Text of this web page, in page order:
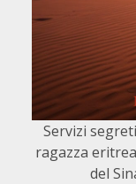
Servizi
ragazza
del